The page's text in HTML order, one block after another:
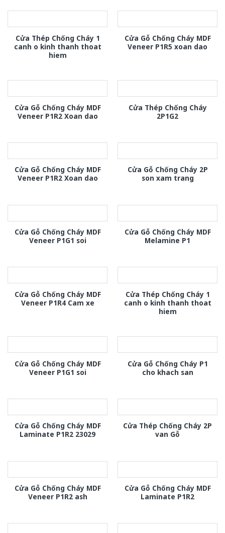
Cửa Thép Chống Cháy 1
canh o kinh thanh thoat
hiem
Cửa Gỗ Chống Cháy MDF
Veneer P1R5 xoan dao
Cửa Gỗ Chống Cháy MDF
Veneer P1R2 Xoan dao
Cửa Thép Chống Cháy
2P1G2
Cửa Gỗ Chống Cháy MDF
Veneer P1R2 Xoan dao
Cửa Gỗ Chống Cháy 2P
son xam trang
Cửa Gỗ Chống Cháy MDF
Veneer P1G1 soi
Cửa Gỗ Chống Cháy MDF
Melamine P1
Cửa Gỗ Chống Cháy MDF
Veneer P1R4 Cam xe
Cửa Thép Chống Cháy 1
canh o kinh thanh thoat
hiem
Cửa Gỗ Chống Cháy MDF
Veneer P1G1 soi
Cửa Gỗ Chống Cháy P1
cho khach san
Cửa Gỗ Chống Cháy MDF
Laminate P1R2 23029
Cửa Thép Chống Cháy 2P
van Gỗ
Cửa Gỗ Chống Cháy MDF
Veneer P1R2 ash
Cửa Gỗ Chống Cháy MDF
Laminate P1R2